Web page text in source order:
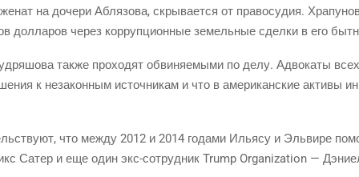
на доче­ри Абля­зо­ва, скры­ва­ет­ся от пра­во­су­дия.
дол­ла­ров через кор­руп­ци­он­ные земель­ные сдел­ки в его
так­же про­хо­дят обви­ня­е­мы­ми по делу. Адво­ка­ты
к неза­кон­ным источ­ни­кам и что в аме­ри­кан­ские акти­вы
что меж­ду 2012 и 2014 года­ми Илья­су и Эль­ви­ре
Сатер и еще один экс-сотруд­ник Trump Organization —